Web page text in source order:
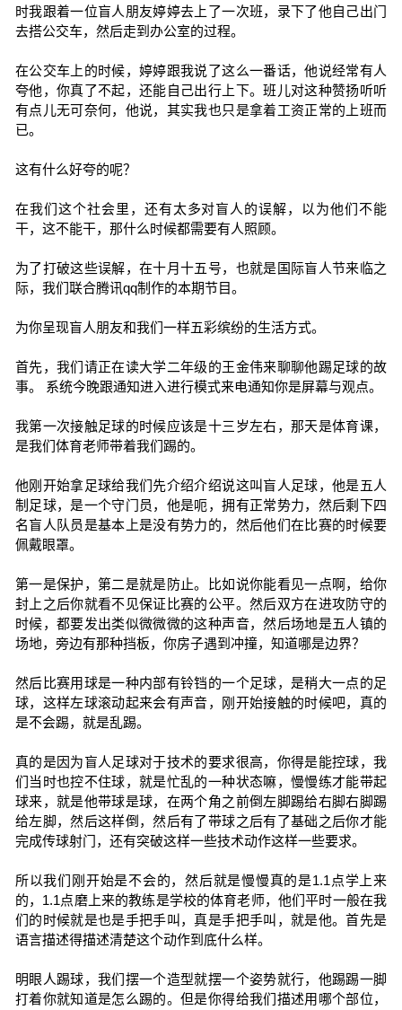
时我跟着一位盲人朋友婷婷去上了一次班，录下了他自己出门
去搭公交车，然后走到办公室的过程。
在公交车上的时候，婷婷跟我说了这么一番话，他说经常有人
夸他，你真了不起，还能自己出行上下。班儿对这种赞扬听听
有点儿无可奈何，他说，其实我也只是拿着工资正常的上班而
已。
这有什么好夸的呢？
在我们这个社会里，还有太多对盲人的误解，以为他们不能
干，这不能干，那什么时候都需要有人照顾。
为了打破这些误解，在十月十五号，也就是国际盲人节来临之
际，我们联合腾讯qq制作的本期节目。
为你呈现盲人朋友和我们一样五彩缤纷的生活方式。
首先，我们请正在读大学二年级的王金伟来聊聊他踢足球的故
事。 系统今晚跟通知进入进行模式来电通知你是屏幕与观点。
我第一次接触足球的时候应该是十三岁左右，那天是体育课，
是我们体育老师带着我们踢的。
他刚开始拿足球给我们先介绍介绍说这叫盲人足球，他是五人
制足球，是一个守门员，他是呃，拥有正常势力，然后剩下四
名盲人队员是基本上是没有势力的，然后他们在比赛的时候要
佩戴眼罩。
第一是保护，第二是就是防止。比如说你能看见一点啊，给你
封上之后你就看不见保证比赛的公平。然后双方在进攻防守的
时候，都要发出类似微微微的这种声音，然后场地是五人镇的
场地，旁边有那种挡板，你房子遇到冲撞，知道哪是边界？
然后比赛用球是一种内部有铃铛的一个足球，是稍大一点的足
球，这样左球滚动起来会有声音，刚开始接触的时候吧，真的
是不会踢，就是乱踢。
真的是因为盲人足球对于技术的要求很高，你得是能控球，我
们当时也控不住球，就是忙乱的一种状态嘛，慢慢练才能带起
球来，就是他带球是球，在两个角之前倒左脚踢给右脚右脚踢
给左脚，然后这样倒，然后有了带球之后有了基础之后你才能
完成传球射门，还有突破这样一些技术动作这样一些要求。
所以我们刚开始是不会的，然后就是慢慢真的是1.1点学上来
的，1.1点磨上来的教练是学校的体育老师，他们平时一般在我
们的时候就是也是手把手叫，真是手把手叫，就是他。首先是
语言描述得描述清楚这个动作到底什么样。
明眼人踢球，我们摆一个造型就摆一个姿势就行，他踢踢一脚
打着你就知道是怎么踢的。但是你得给我们描述用哪个部位，